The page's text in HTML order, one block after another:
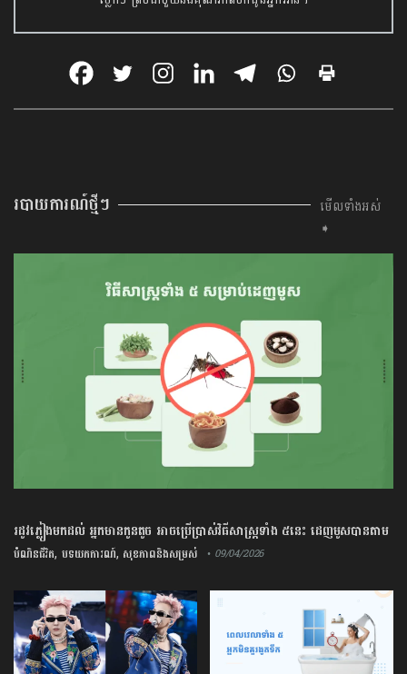
របាយការណ៍ថ្មីៗ
មើលទាំងអស់
➧
រដូវភ្លៀងមកដល់ អ្នកមានកូនតូច អាចប្រើប្រាស់វិធីសាស្រ្តទាំង ៥នេះ ដេញមូសបានតាម
បែបធម្មជាតិ​
បំណិនជីវិត, បទយកការណ៍, សុខភាពនិងសម្រស់ • 09/04/2026